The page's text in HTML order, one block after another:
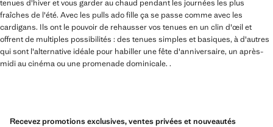
tenues d'hiver et vous garder au chaud pendant les journées les plus
fraîches de l'été. Avec les pulls ado fille ça se passe comme avec les
cardigans. Ils ont le pouvoir de rehausser vos tenues en un clin d'œil et
offrent de multiples possibilités : des tenues simples et basiques, à d'autres
qui sont l'alternative idéale pour habiller une fête d'anniversaire, un après-
midi au cinéma ou une promenade dominicale. .
Recevez promotions exclusives, ventes privées et nouveautés